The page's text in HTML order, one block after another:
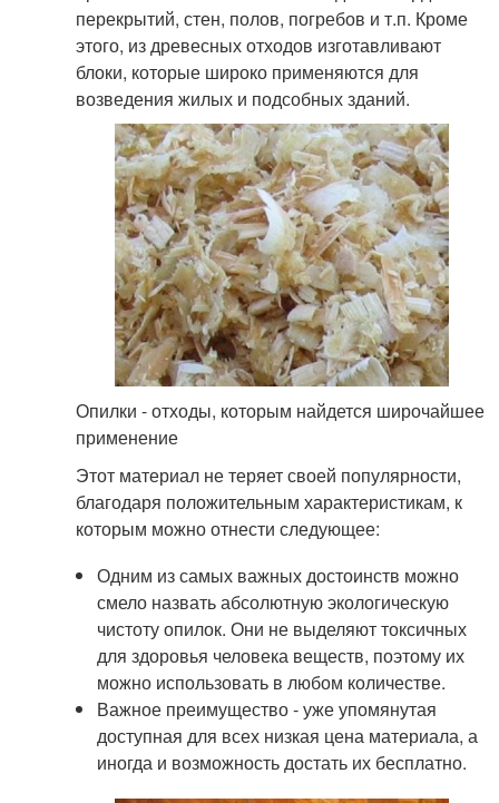
перекрытий, стен, полов, погребов и т.п. Кроме
этого, из древесных отходов изготавливают
блоки, которые широко применяются для
возведения жилых и подсобных зданий.
Опилки - отходы, которым найдется широчайшее
применение
Этот материал не теряет своей популярности,
благодаря положительным характеристикам, к
которым можно отнести следующее:
Одним из самых важных достоинств можно
смело назвать абсолютную экологическую
чистоту опилок. Они не выделяют токсичных
для здоровья человека веществ, поэтому их
можно использовать в любом количестве.
Важное преимущество - уже упомянутая
доступная для всех низкая цена материала, а
иногда и возможность достать их бесплатно.